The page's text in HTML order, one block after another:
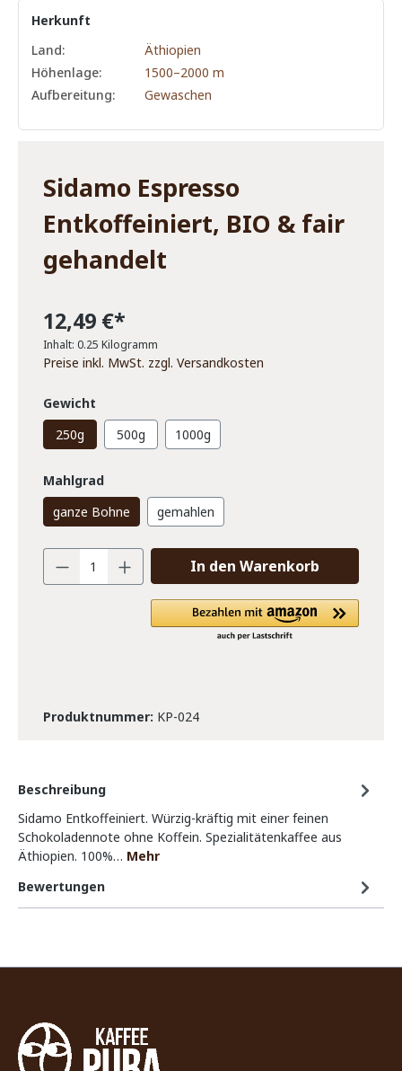
Herkunft
Land:
Äthiopien
Höhenlage:
1500–2000 m
Aufbereitung:
Gewaschen
Sidamo Espresso
Entkoffeiniert, BIO & fair
gehandelt
12,49 €*
Inhalt: 0.25 Kilogramm
Preise inkl. MwSt. zzgl. Versandkosten
Gewicht
250g
500g 1000g
Mahlgrad
ganze Bohne
gemahlen
In den Warenkorb
Produktnummer: KP-024
Beschreibung
Sidamo Entkoffeiniert. Würzig-kräftig mit einer feinen
Schokoladennote ohne Koffein. Spezialitätenkaffee aus
Äthiopien. 100%… Mehr
Bewertungen